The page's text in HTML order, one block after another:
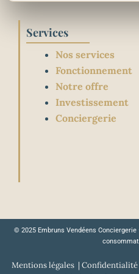
Services
Nos services
Fonctionnement
Notre offre
Investissement
Conciergerie
© 2025 Embruns Vendéens
Mentions légales | Confidentialité